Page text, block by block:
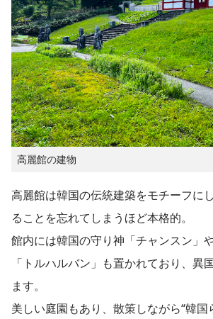
高麗館の建物
高麗館は韓国の伝統建築をモチーフに
ることを忘れてしまうほど本格的。
館内には韓国の守り神「チャンスン」
「トルハルバン」も置かれており、異
ます。
美しい庭園もあり、散策しながら“韓国